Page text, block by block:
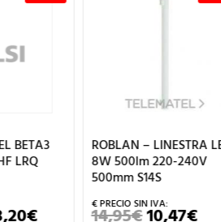
BETA3
LRQ
EL
ROBLAN – LINESTRA
8W 500lm 220-240V
500mm S14S
EL EL